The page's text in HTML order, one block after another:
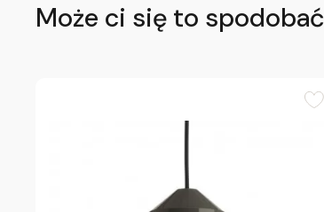
Może ci się to spodobać